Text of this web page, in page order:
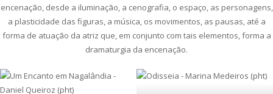
encenação, desde a iluminação, a cenografia, o espaço, as personagens,
a plasticidade das figuras, a música, os movimentos, as pausas, até a
forma de atuação da atriz que, em conjunto com tais elementos, forma a
dramaturgia da encenação.